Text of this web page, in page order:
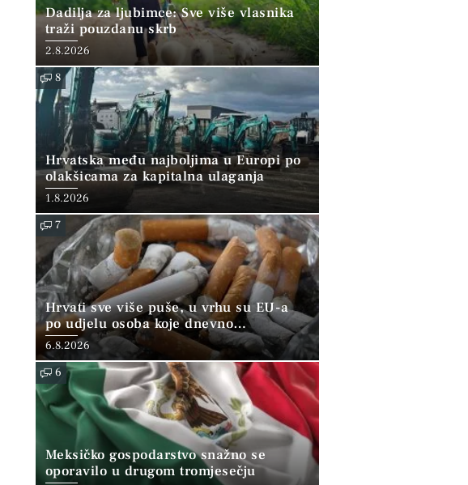
Dadilja za ljubimce: Sve više vlasnika
traži pouzdanu skrb
2.8.2026
8
Hrvatska među najboljima u Europi po
olakšicama za kapitalna ulaganja
1.8.2026
7
Hrvati sve više puše, u vrhu su EU-a
po udjelu osoba koje dnevno
konzumiraju duhan
6.8.2026
6
Meksičko gospodarstvo snažno se
oporavilo u drugom tromjesečju